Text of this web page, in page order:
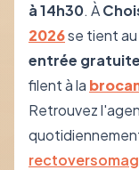
à 14h30. À
2026se tient au
entrée gratuite
filent à la
Retrouvez